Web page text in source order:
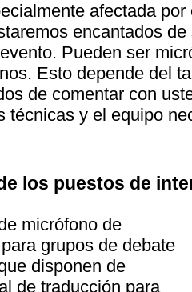
afectada
encantados
Pueden ser
Esto depende del
de comentar con
técnicas y el equipo
los puestos de
micrófono de
grupos de debate
disponen de
de traducción para